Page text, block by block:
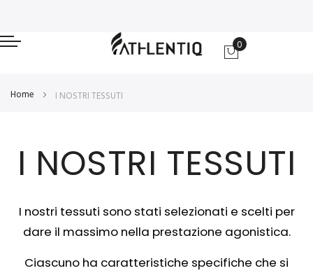
0
Home I NOSTRI TESSUTI
I NOSTRI TESSUTI
I nostri tessuti sono stati selezionati e scelti per
dare il massimo nella prestazione agonistica.
Ciascuno ha caratteristiche specifiche che si